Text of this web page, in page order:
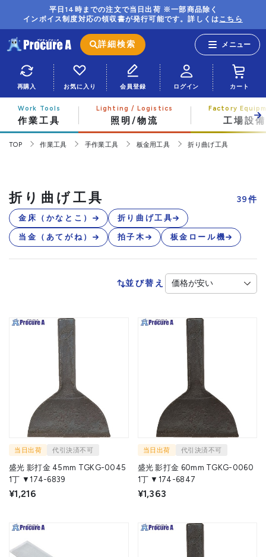
平日14時までの注文で当日出荷 ※一部商品除く
インボイス制度対応の領収書が発行可能です。詳しくはこちら
詳細検索
再購入 お気に入り 会員登録 ログイン カート
作業工具 照明/物流 工場設備
TOP 作業工具 手作業工具 板金用工具 折り曲げ工具
折り曲げ工具 39件
金床（かなとこ） 折り曲げ工具
当金（あてがね） 拍子木 板金ロール機
並び替え
当日出荷 代引決済不可
盛光 影打金 45mm TGKG-0045
1丁 ▼174-6839
¥1,216
当日出荷 代引決済不可
盛光 影打金 60mm TGKG-0060
1丁 ▼174-6847
¥1,363